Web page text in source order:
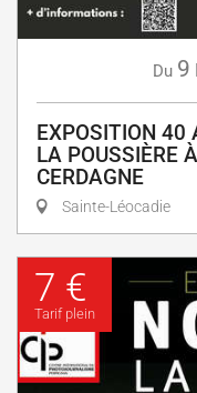
Du 9
EXPOSITION 40
LA POUSSIÈRE
CERDAGNE
Sainte-Léocadie
7 €
Tarif plein